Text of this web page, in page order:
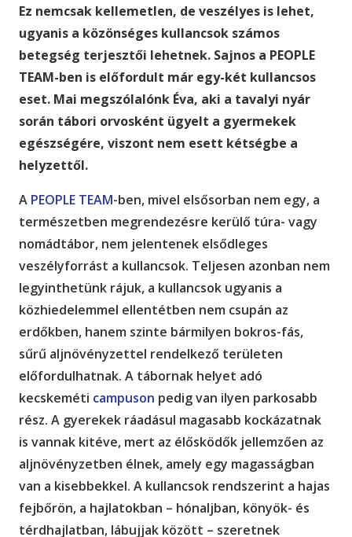
Ez nemcsak kellemetlen, de veszélyes is lehet,
ugyanis a közönséges kullancsok számos
betegség terjesztői lehetnek. Sajnos a PEOPLE
TEAM-ben is előfordult már egy-két kullancsos
eset. Mai megszólalónk Éva, aki a tavalyi nyár
során tábori orvosként ügyelt a gyermekek
egészségére, viszont nem esett kétségbe a
helyzettől.
A PEOPLE TEAM-ben, mivel elsősorban nem egy, a
természetben megrendezésre kerülő túra- vagy
nomádtábor, nem jelentenek elsődleges
veszélyforrást a kullancsok. Teljesen azonban nem
legyinthetünk rájuk, a kullancsok ugyanis a
közhiedelemmel ellentétben nem csupán az
erdőkben, hanem szinte bármilyen bokros-fás,
sűrű aljnövényzettel rendelkező területen
előfordulhatnak. A tábornak helyet adó
kecskeméti campuson pedig van ilyen parkosabb
rész. A gyerekek ráadásul magasabb kockázatnak
is vannak kitéve, mert az élősködők jellemzően az
aljnövényzetben élnek, amely egy magasságban
van a kisebbekkel. A kullancsok rendszerint a hajas
fejbőrön, a hajlatokban – hónaljban, könyök- és
térdhajlatban, lábujjak között – szeretnek